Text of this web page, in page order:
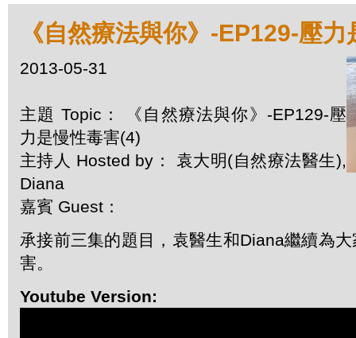
《自然療法與你》-EP129-壓
2013-05-31
主題 Topic： 《自然療法與你》-EP129-壓
力是慢性毒害(4)
主持人 Hosted by： 袁大明(自然療法醫生),
Diana
嘉賓 Guest：
承接前三集的題目，袁醫生和Diana繼續為
害。
Youtube Version: